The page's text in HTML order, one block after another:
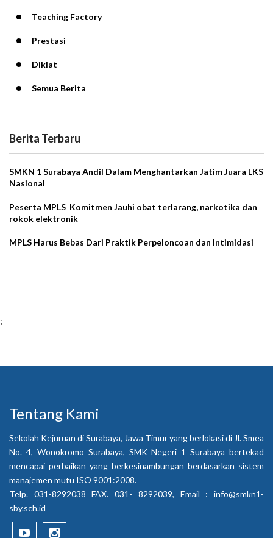
Teaching Factory
Prestasi
Diklat
Semua Berita
Berita Terbaru
SMKN 1 Surabaya Andil Dalam Menghantarkan Jatim Juara LKS
Nasional
Peserta MPLS Komitmen Jauhi obat terlarang, narkotika dan
rokok elektronik
MPLS Harus Bebas Dari Praktik Perpeloncoan dan Intimidasi
;
Tentang Kami
Sekolah Kejuruan di Surabaya, Jawa Timur yang berlokasi di Jl. Smea
No. 4, Wonokromo Surabaya, SMK Negeri 1 Surabaya bertekad
mencapai perbaikan yang berkesinambungan berdasarkan sistem
manajemen mutu ISO 9001:2008.
Telp. 031-8292038 FAX. 031- 8292039, Email : info@smkn1-
sby.sch.id